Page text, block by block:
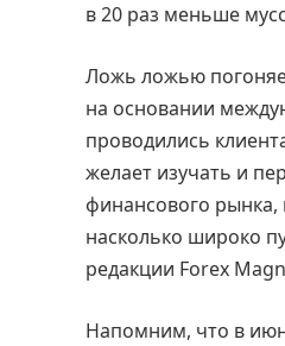
в 20 раз меньше
Ложь ложью
на основании
проводились
желает изучать и
финансового рынка,
насколько широко
редакции Forex
Напомним, что в